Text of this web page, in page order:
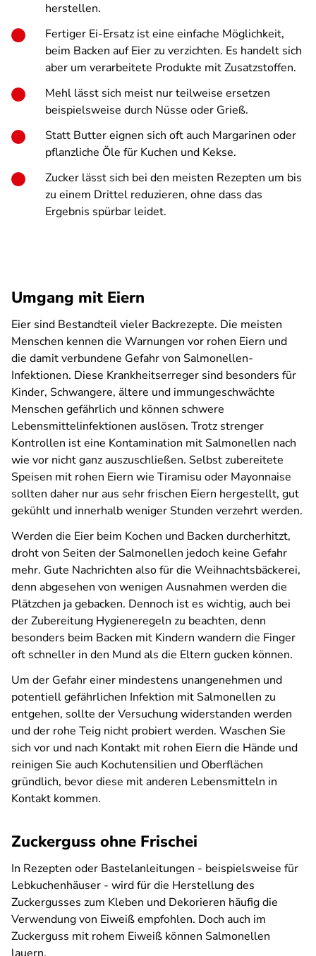
herstellen.
Fertiger Ei-Ersatz ist eine einfache Möglichkeit,
beim Backen auf Eier zu verzichten. Es handelt sich
aber um verarbeitete Produkte mit Zusatzstoffen.
Mehl lässt sich meist nur teilweise ersetzen
beispielsweise durch Nüsse oder Grieß.
Statt Butter eignen sich oft auch Margarinen oder
pflanzliche Öle für Kuchen und Kekse.
Zucker lässt sich bei den meisten Rezepten um bis
zu einem Drittel reduzieren, ohne dass das
Ergebnis spürbar leidet.
Umgang mit Eiern
Eier sind Bestandteil vieler Backrezepte. Die meisten
Menschen kennen die Warnungen vor rohen Eiern und
die damit verbundene Gefahr von Salmonellen-
Infektionen. Diese Krankheitserreger sind besonders für
Kinder, Schwangere, ältere und immungeschwächte
Menschen gefährlich und können schwere
Lebensmittelinfektionen auslösen. Trotz strenger
Kontrollen ist eine Kontamination mit Salmonellen nach
wie vor nicht ganz auszuschließen. Selbst zubereitete
Speisen mit rohen Eiern wie Tiramisu oder Mayonnaise
sollten daher nur aus sehr frischen Eiern hergestellt, gut
gekühlt und innerhalb weniger Stunden verzehrt werden.
Werden die Eier beim Kochen und Backen durcherhitzt,
droht von Seiten der Salmonellen jedoch keine Gefahr
mehr. Gute Nachrichten also für die Weihnachtsbäckerei,
denn abgesehen von wenigen Ausnahmen werden die
Plätzchen ja gebacken. Dennoch ist es wichtig, auch bei
der Zubereitung Hygieneregeln zu beachten, denn
besonders beim Backen mit Kindern wandern die Finger
oft schneller in den Mund als die Eltern gucken können.
Um der Gefahr einer mindestens unangenehmen und
potentiell gefährlichen Infektion mit Salmonellen zu
entgehen, sollte der Versuchung widerstanden werden
und der rohe Teig nicht probiert werden. Waschen Sie
sich vor und nach Kontakt mit rohen Eiern die Hände und
reinigen Sie auch Kochutensilien und Oberflächen
gründlich, bevor diese mit anderen Lebensmitteln in
Kontakt kommen.
Zuckerguss ohne Frischei
In Rezepten oder Bastelanleitungen - beispielsweise für
Lebkuchenhäuser - wird für die Herstellung des
Zuckergusses zum Kleben und Dekorieren häufig die
Verwendung von Eiweiß empfohlen. Doch auch im
Zuckerguss mit rohem Eiweiß können Salmonellen